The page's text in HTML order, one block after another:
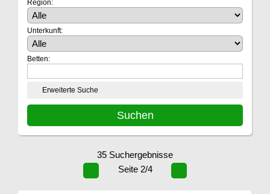
Region:
Unterkunft:
Betten:
Erweiterte Suche
35 Suchergebnisse
Seite 2/4